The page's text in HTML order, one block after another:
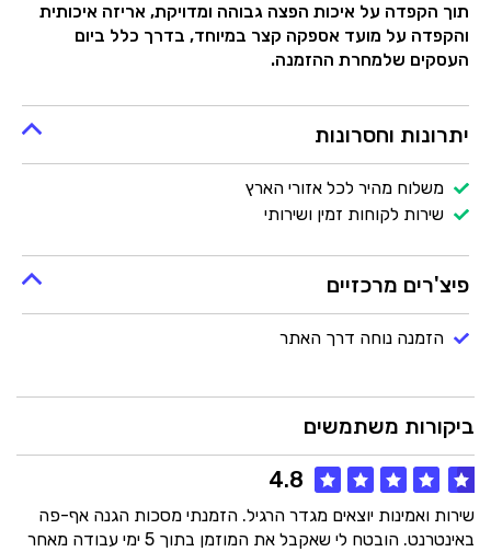
תוך הקפדה על איכות הפצה גבוהה ומדויקת, אריזה איכותית
והקפדה על מועד אספקה קצר במיוחד, בדרך כלל ביום
העסקים שלמחרת ההזמנה.
יתרונות וחסרונות
משלוח מהיר לכל אזורי הארץ
שירות לקוחות זמין ושירותי
פיצ'רים מרכזיים
הזמנה נוחה דרך האתר
ביקורות משתמשים
4.8
שירות ואמינות יוצאים מגדר הרגיל. הזמנתי מסכות הגנה אף-פה
באינטרנט. הובטח לי שאקבל את המוזמן בתוך 5 ימי עבודה מאחר